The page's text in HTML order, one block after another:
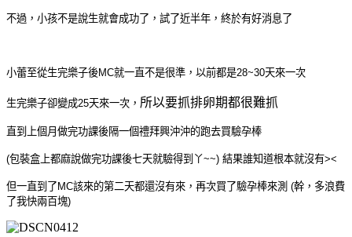
不過，小孩不是說生就會成功了，試了近半年，終於有好消息了
小蕾至從生完樂子後MC就一直不是很準，以前都是28~30天來一次
生完樂子卻變成25天來一次， 所以要抓排卵期都很難抓
直到上個月做完功課後隔一個禮拜興沖沖的跑去買驗孕棒
(包裝盒上都麻說做完功課後七天就驗得到丫~~) 結果誰知道根本就沒有><
但一直到了MC該來的第二天都還沒有來，再次買了驗孕棒來測 (幹，多浪費
了我快兩百塊)